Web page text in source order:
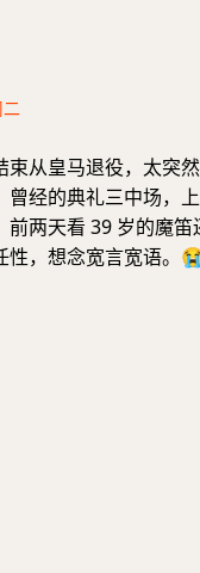
二
束从皇马退役，太突
曾经的典礼三中场，
前两天看 39 岁的魔
，想念宽言宽语。